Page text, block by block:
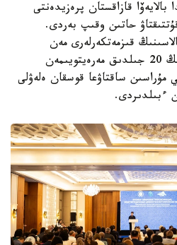
قازاقستان پرەزيدەنتى
حاتىن وقىپ بەردى.
قىزمەتكەرلەرى مەن
ارداگەرلەرىن ۇلتتىق ءارحيۆتىڭ 20 جىلدىق مەرەيتويىمەن
مۇراسىن ساقتاۋعا قوسقان ەلەۋلى
ءبىلدىردى.